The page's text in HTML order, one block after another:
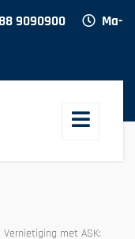
9090900
Ma-
met ASK: